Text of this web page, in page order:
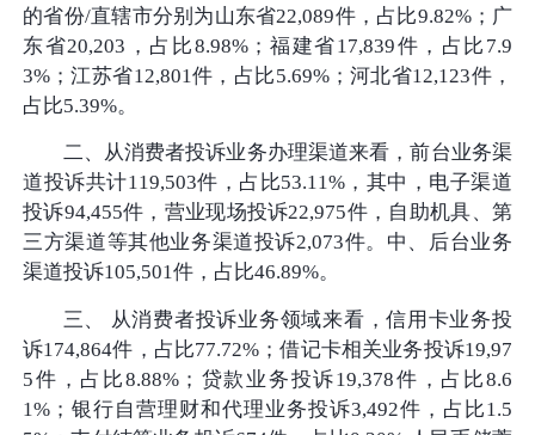
的省份/直辖市分别为山东省22,089件，占比9.82%；广
东省20,203，占比8.98%；福建省17,839件，占比7.9
3%；江苏省12,801件，占比5.69%；河北省12,123件，
占比5.39%。
二、从消费者投诉业务办理渠道来看，前台业务渠
道投诉共计119,503件，占比53.11%，其中，电子渠道
投诉94,455件，营业现场投诉22,975件，自助机具、第
三方渠道等其他业务渠道投诉2,073件。中、后台业务
渠道投诉105,501件，占比46.89%。
三、 从消费者投诉业务领域来看，信用卡业务投
诉174,864件，占比77.72%；借记卡相关业务投诉19,97
5件，占比8.88%；贷款业务投诉19,378件，占比8.6
1%；银行自营理财和代理业务投诉3,492件，占比1.5